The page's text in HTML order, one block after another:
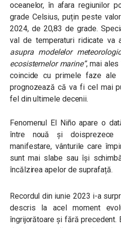
oceanelor, în afara regiunilor
grade Celsius, puțin peste
2024, de 20,83 de grade.
val de temperaturi ridicate va
asupra modelelor
ecosistemelor marine”,mai ales
coincide cu primele faze ale
prognozează că va fi cel mai
fel din ultimele decenii.
Fenomenul El Niño apare o
între nouă și doisprezece
manifestare, vânturile care
sunt mai slabe sau își
încălzirea apelor de suprafață.
Recordul din iunie 2023 i-a
descris la acel moment
îngrijorătoare și fără